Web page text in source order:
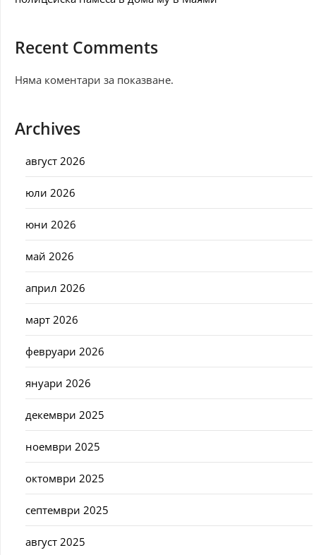
Recent Comments
Няма коментари за показване.
Archives
август 2026
юли 2026
юни 2026
май 2026
април 2026
март 2026
февруари 2026
януари 2026
декември 2025
ноември 2025
октомври 2025
септември 2025
август 2025